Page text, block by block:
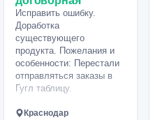
Исправить ошибку.
Доработка
существующего
продукта. Пожелания и
особенности: Перестали
отправляться заказы в
Гугл таблицу.
Краснодар